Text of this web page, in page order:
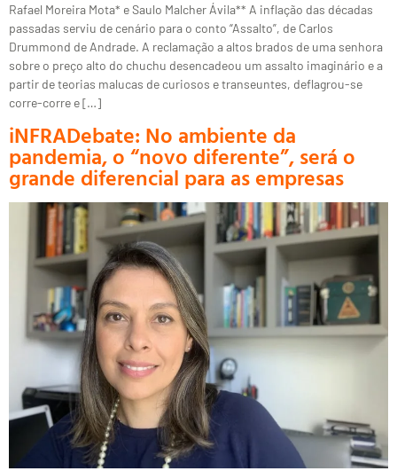
Rafael Moreira Mota* e Saulo Malcher Ávila** A inflação das décadas
passadas serviu de cenário para o conto “Assalto”, de Carlos
Drummond de Andrade. A reclamação a altos brados de uma senhora
sobre o preço alto do chuchu desencadeou um assalto imaginário e a
partir de teorias malucas de curiosos e transeuntes, deflagrou-se
corre-corre e […]
iNFRADebate: No ambiente da
pandemia, o “novo diferente”, será o
grande diferencial para as empresas